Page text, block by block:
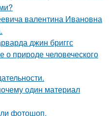
валентина Ивановна
джин бриггс
о природе человеческого
один материал
фотошоп.